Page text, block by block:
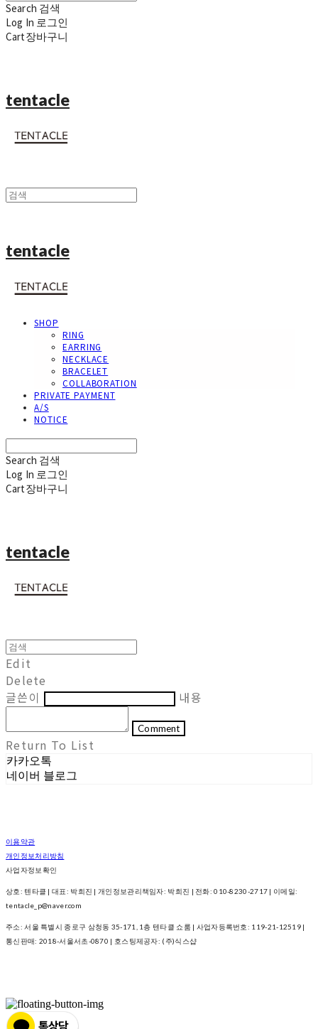
Search 검색
Log In 로그인
Cart장바구니
tentacle
tentacle
SHOP
RING
EARRING
NECKLACE
BRACELET
COLLABORATION
PRIVATE PAYMENT
A/S
NOTICE
Search 검색
Log In 로그인
Cart장바구니
tentacle
Edit
Delete
글쓴이
내용
Comment
Return To List
카카오톡
네이버 블로그
이용약관
개인정보처리방침
사업자정보확인
상호: 텐타클 | 대표: 박희진 | 개인정보관리책임자: 박희진 | 전화: 010-8230-2717 | 이메일:
tentacle_p@naver.com
주소: 서울 특별시 종로구 삼청동 35-171, 1층 텐타클 쇼룸 | 사업자등록번호: 119-21-12519 |
통신판매: 2018-서울서초-0870 | 호스팅제공자: (주)식스샵